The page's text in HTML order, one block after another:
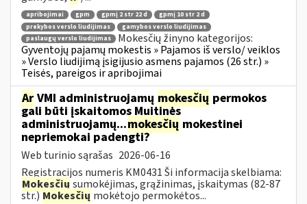
apribojimai gpm gpmį 2 str 22 d
gpmį 10 str 2 d
prekybos verslo liudijimas
gamybos verslo liudijimas
paslaugų verslo liudijimas
Mokesčių žinyno kategorijos:
Gyventojų pajamų mokestis » Pajamos iš verslo/ veiklos
» Verslo liudijimą įsigijusio asmens pajamos (26 str.) »
Teisės, pareigos ir apribojimai
Ar VMI administruojamų mokesčių permokos
gali būti įskaitomos Muitinės
administruojamų...mokesčių mokestinei
nepriemokai padengti?
Web turinio sąrašas 2026-06-16
Registracijos numeris KM0431 Ši informacija skelbiama:
Mokesčių sumokėjimas, grąžinimas, įskaitymas (82-87
str.)Mokesčių mokėtojo permokėtos...